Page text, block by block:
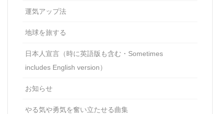
運気アップ法
地球を旅する
日本人宣言（時に英語版も含む・Sometimes
includes English version）
お知らせ
やる気や勇気を奮い立たせる曲集